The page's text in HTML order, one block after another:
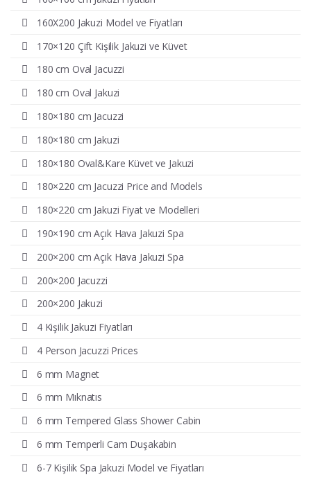
160X200 Jakuzi Model ve Fiyatları
170×120 Çift Kişilik Jakuzi ve Küvet
180 cm Oval Jacuzzi
180 cm Oval Jakuzi
180×180 cm Jacuzzi
180×180 cm Jakuzi
180×180 Oval&Kare Küvet ve Jakuzi
180×220 cm Jacuzzi Price and Models
180×220 cm Jakuzi Fiyat ve Modelleri
190×190 cm Açık Hava Jakuzi Spa
200×200 cm Açık Hava Jakuzi Spa
200×200 Jacuzzi
200×200 Jakuzi
4 Kişilik Jakuzi Fiyatları
4 Person Jacuzzi Prices
6 mm Magnet
6 mm Mıknatıs
6 mm Tempered Glass Shower Cabin
6 mm Temperli Cam Duşakabin
6-7 Kişilik Spa Jakuzi Model ve Fiyatları